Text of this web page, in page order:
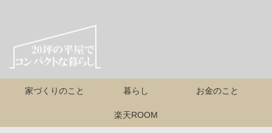
家づくりのこと 暮らし お金のこと
楽天ROOM